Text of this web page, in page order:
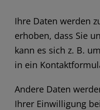
Ihre Daten werden
erhoben, dass Sie
kann es sich z. B.
in ein
Andere Daten
Ihrer Einwilligung